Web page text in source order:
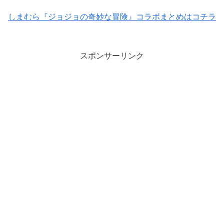
しまむら『ジョジョの奇妙な冒険』コラボまとめはコチラ
スポンサーリンク